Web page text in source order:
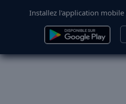
Installez l'application mobile